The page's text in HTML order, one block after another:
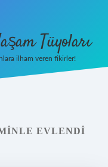
Tüyoları
ilham veren fikirler!
EVLENDI